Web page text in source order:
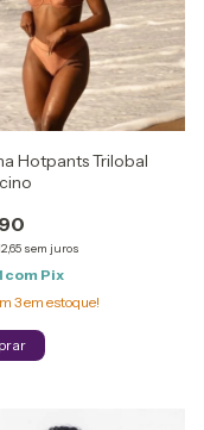
Hotpants Trilobal
sem juros
com Pix
3em estoque!